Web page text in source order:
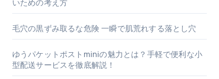
いための考え方
毛穴の黒ずみ取るな危険 一瞬で肌荒れする落とし穴
ゆうパケットポストminiの魅力とは？手軽で便利な小
型配送サービスを徹底解説！